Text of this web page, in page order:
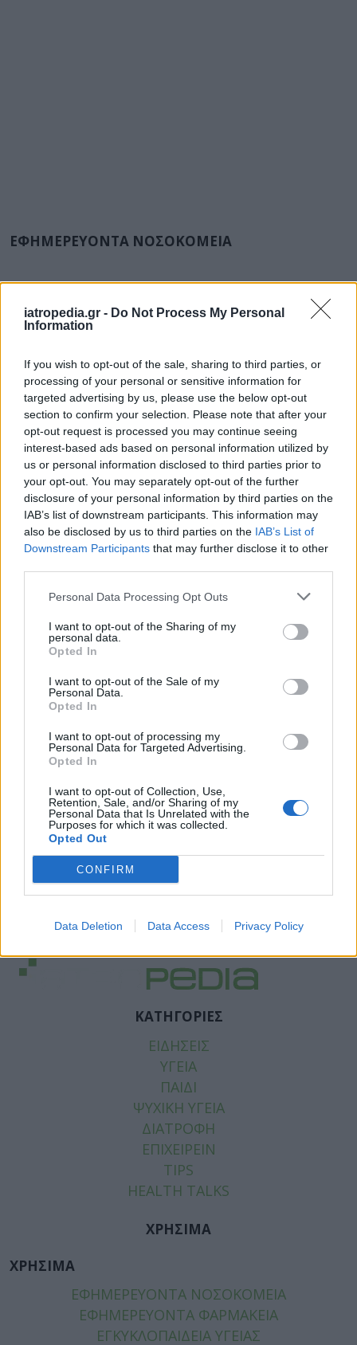
iatropedia.gr - Do Not Process My Personal
Information
If you wish to opt-out of the sale, sharing to third parties, or
processing of your personal or sensitive information for
targeted advertising by us, please use the below opt-out
section to confirm your selection. Please note that after your
opt-out request is processed you may continue seeing
interest-based ads based on personal information utilized by
us or personal information disclosed to third parties prior to
your opt-out. You may separately opt-out of the further
disclosure of your personal information by third parties on the
IAB’s list of downstream participants. This information may
also be disclosed by us to third parties on the IAB’s List of
Downstream Participants that may further disclose it to other
Personal Data Processing Opt Outs
I want to opt-out of the Sharing of my
personal data.
Opted In
I want to opt-out of the Sale of my
Personal Data.
Opted In
I want to opt-out of processing my
Personal Data for Targeted Advertising.
Opted In
I want to opt-out of Collection, Use,
Retention, Sale, and/or Sharing of my
Personal Data that Is Unrelated with the
Purposes for which it was collected.
Opted Out
CONFIRM
Data Deletion Data Access Privacy Policy
ΕΦΗΜΕΡΕΥΟΝΤΑ ΝΟΣΟΚΟΜΕΙΑ
ΚΑΤΗΓΟΡΙΕΣ
ΕΙΔΗΣΕΙΣ
ΥΓΕΙΑ
ΠΑΙΔΙ
ΨΥΧΙΚΗ ΥΓΕΙΑ
ΔΙΑΤΡΟΦΗ
ΕΠΙΧΕΙΡΕΙΝ
TIPS
HEALTH TALKS
ΧΡΗΣΙΜΑ
ΧΡΗΣΙΜΑ
ΕΦΗΜΕΡΕΥΟΝΤΑ ΝΟΣΟΚΟΜΕΙΑ
ΕΦΗΜΕΡΕΥΟΝΤΑ ΦΑΡΜΑΚΕΙΑ
ΕΓΚΥΚΛΟΠΑΙΔΕΙΑ ΥΓΕΙΑΣ